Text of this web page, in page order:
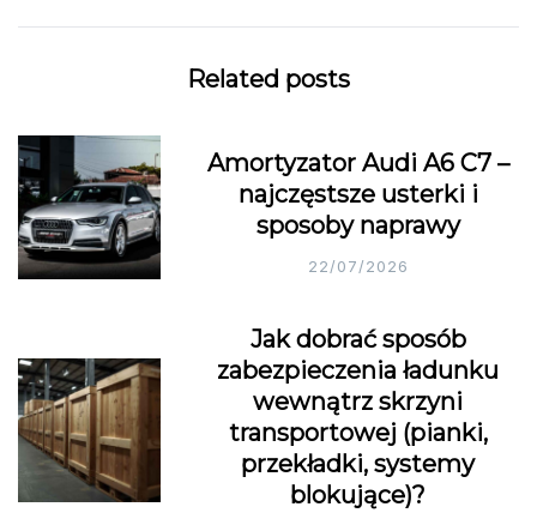
Related posts
Amortyzator Audi A6 C7 –
najczęstsze usterki i
sposoby naprawy
22/07/2026
Jak dobrać sposób
zabezpieczenia ładunku
wewnątrz skrzyni
transportowej (pianki,
przekładki, systemy
blokujące)?